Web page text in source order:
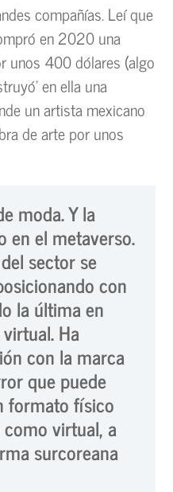
compañías. Leí que
en 2020 una
unos 400 dólares (algo
en ella una
un artista mexicano
de arte por unos
moda. Y la
en el metaverso.
sector se
con
la última en
Ha
con la marca
que puede
formato físico
virtual, a
surcoreana